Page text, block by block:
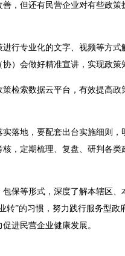
但还有民营企业对有些政策
行专业化的文字、视频等方式
）会做好精准宣讲，实现政策
检索数据云平台，有效提高政
地，要配套出台实施细则，
，定期梳理、复盘、研判各类
保等形式，深度了解本辖区、
转”的习惯，努力践行服务型政
进民营企业健康发展。